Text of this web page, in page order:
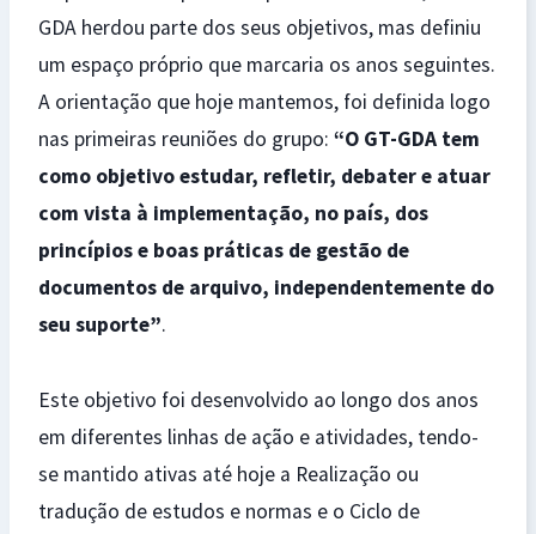
GDA herdou parte dos seus objetivos, mas definiu
um espaço próprio que marcaria os anos seguintes.
A orientação que hoje mantemos, foi definida logo
nas primeiras reuniões do grupo: “O GT-GDA tem
como objetivo estudar, refletir, debater e atuar
com vista à implementação, no país, dos
princípios e boas práticas de gestão de
documentos de arquivo, independentemente do
seu suporte”.
Este objetivo foi desenvolvido ao longo dos anos
em diferentes linhas de ação e atividades, tendo-
se mantido ativas até hoje a Realização ou
tradução de estudos e normas e o Ciclo de